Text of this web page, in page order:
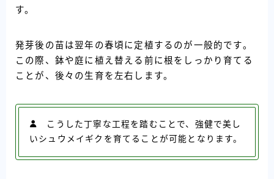
す。
発芽後の苗は翌年の春頃に定植するのが一般的です。
この際、鉢や庭に植え替える前に根をしっかり育てる
ことが、後々の生育を左右します。
こうした丁寧な工程を踏むことで、強健で美し
いシュウメイギクを育てることが可能となります。